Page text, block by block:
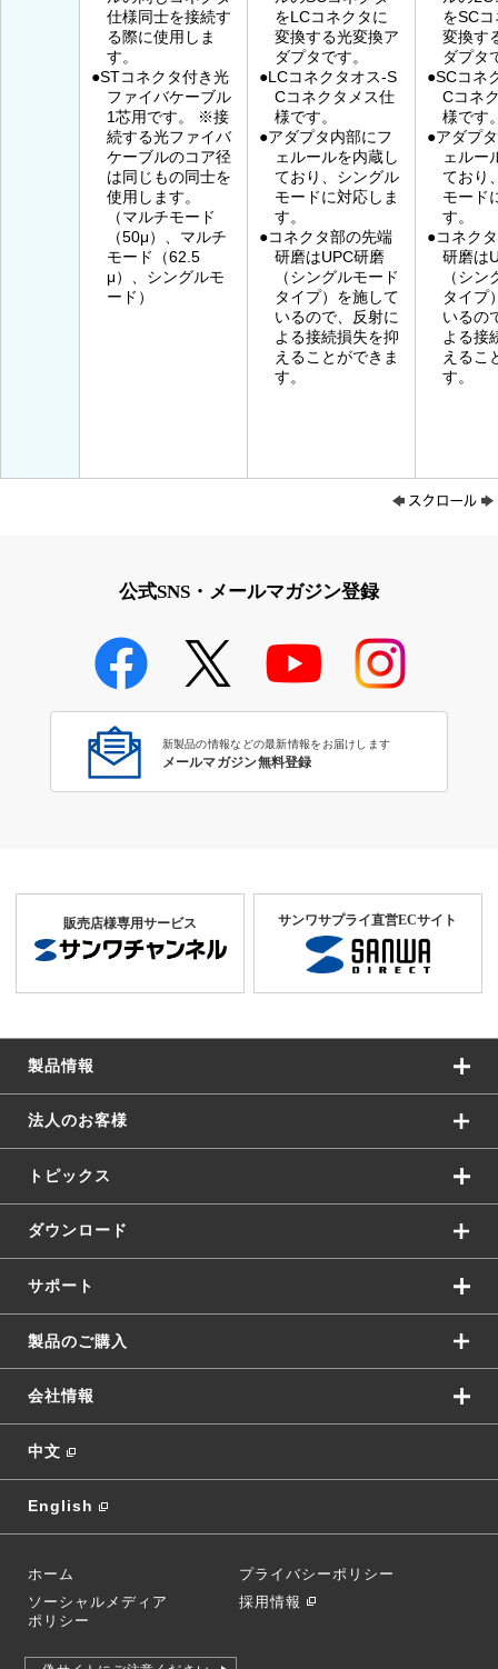
仕様同士を接続す
る際に使用しま
す。
●STコネクタ付き光
ファイバケーブル
1芯用です。 ※接
続する光ファイバ
ケーブルのコア径
は同じもの同士を
使用します。
（マルチモード
（50μ）、マルチ
モード（62.5
μ）、シングルモ
ード）
をLCコネクタに
変換する光変換ア
ダプタです。
●LCコネクタオス-S
Cコネクタメス仕
様です。
●アダプタ内部にフ
ェルールを内蔵し
ており、シングル
モードに対応しま
す。
●コネクタ部の先端
研磨はUPC研磨
（シングルモード
タイプ）を施して
いるので、反射に
よる接続損失を抑
えることができま
す。
をSC
変換す
ダプタ
●SCコネ
Cコネ
様です
●アダプ
ェルー
ており
モード
す。
●コネク
研磨は
（シ
タイプ
いるの
よる接
えるこ
す。
公式SNS・メールマガジン登録
新製品の情報などの最新情報をお届けします
メールマガジン無料登録
販売店様専用サービス サンワサプライ直営ECサイト
製品情報
法人のお客様
トピックス
ダウンロード
サポート
製品のご購入
会社情報
中文
English
ホーム
プライバシーポリシー
ソーシャルメディア
ポリシー
採用情報